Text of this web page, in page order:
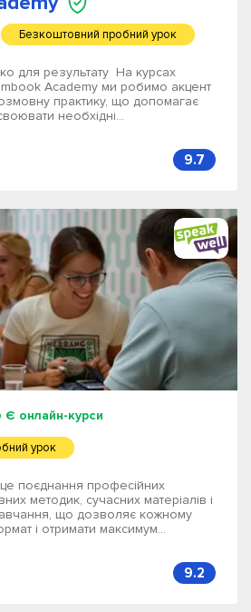
Безкоштовний пробний урок
для результату На курсах
Academy ми робимо акцент
практику, що допомагає
необхідні...
9.7
Є онлайн-курси
урок
поєднання професійних
методик, сучасних матеріалів і
що дозволяє кожному
і отримати максимум...
9.2